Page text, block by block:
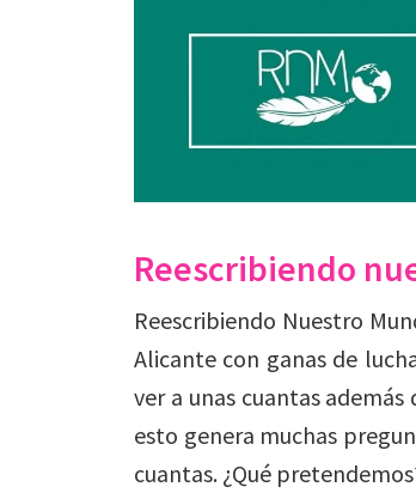
Reescribiendo
Reescribiendo Nuestro
Alicante con ganas de
ver a unas cuantas
esto genera muchas
cuantas. ¿Qué